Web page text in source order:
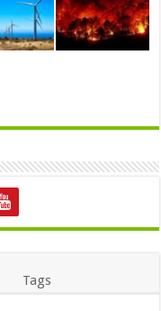
Tags